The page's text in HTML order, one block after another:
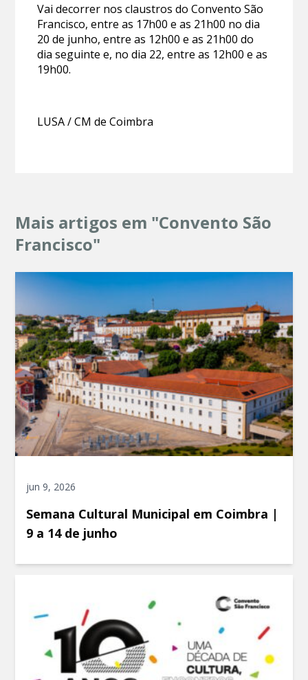
Vai decorrer nos claustros do Convento São
Francisco, entre as 17h00 e as 21h00 no dia
20 de junho, entre as 12h00 e as 21h00 do
dia seguinte e, no dia 22, entre as 12h00 e as
19h00.
LUSA / CM de Coimbra
Mais artigos em "Convento São
Francisco"
jun 9, 2026
Semana Cultural Municipal em Coimbra |
9 a 14 de junho